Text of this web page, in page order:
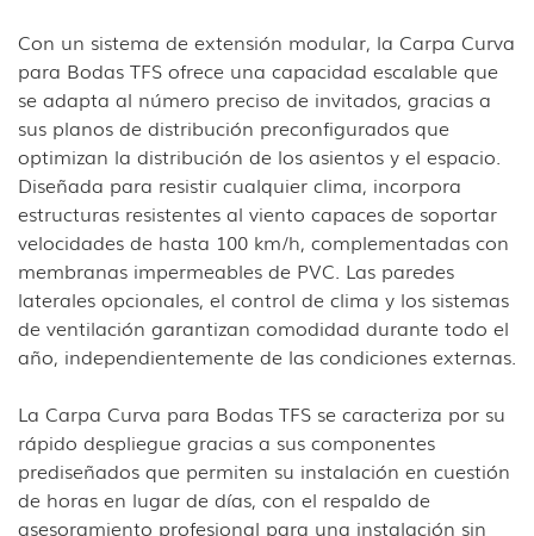
Con un sistema de extensión modular, la Carpa Curva
para Bodas TFS ofrece una capacidad escalable que
se adapta al número preciso de invitados, gracias a
sus planos de distribución preconfigurados que
optimizan la distribución de los asientos y el espacio.
Diseñada para resistir cualquier clima, incorpora
estructuras resistentes al viento capaces de soportar
velocidades de hasta 100 km/h, complementadas con
membranas impermeables de PVC. Las paredes
laterales opcionales, el control de clima y los sistemas
de ventilación garantizan comodidad durante todo el
año, independientemente de las condiciones externas.
La Carpa Curva para Bodas TFS se caracteriza por su
rápido despliegue gracias a sus componentes
prediseñados que permiten su instalación en cuestión
de horas en lugar de días, con el respaldo de
asesoramiento profesional para una instalación sin